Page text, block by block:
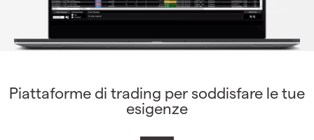
Piattaforme di trading per soddisfare le tue
esigenze